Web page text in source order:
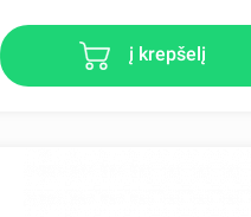
į krepšelį